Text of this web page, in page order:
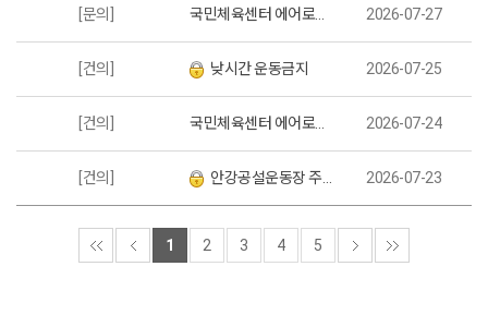
[문의] 국민체육센터 에어로빅 수업 증설 문의 2026-07-27
[건의] 낮시간 운동금지 2026-07-25
[건의] 국민체육센터 에어로빅 수업 추가 개설 건의 2026-07-24
[건의] 안강공설운동장 주차관련 2026-07-23
1 2 3 4 5